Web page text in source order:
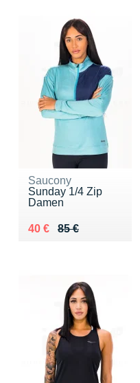
Saucony
Sunday 1/4 Zip
Damen
85 €
Au lieu de 85 €
40 €
Vendu 40 €